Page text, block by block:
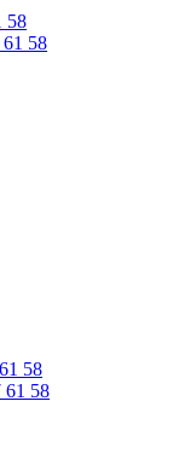
58
58
58
61 58